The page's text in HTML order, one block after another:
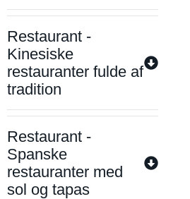
Restaurant -
Kinesiske
restauranter fulde af
tradition
Restaurant -
Spanske
restauranter med
sol og tapas